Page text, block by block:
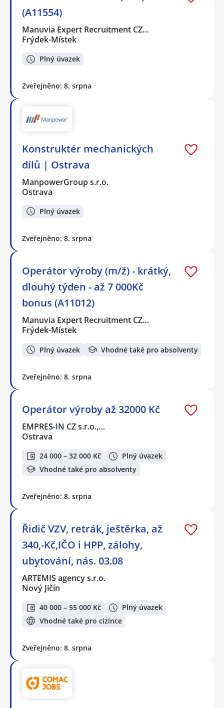
(A11554)
Manuvia Expert Recruitment CZ…
Frýdek-Místek
Plný úvazek
Zveřejněno: 8. srpna
Konstruktér mechanických
dílů | Ostrava
ManpowerGroup s.r.o.
Ostrava
Plný úvazek
Zveřejněno: 8. srpna
Operátor výroby (m/ž) - krátký,
dlouhý týden - až 7 000Kč
bonus (A11012)
Manuvia Expert Recruitment CZ…
Frýdek-Místek
Plný úvazek Vhodné také pro absolventy
Zveřejněno: 8. srpna
Operátor výroby až 32000 Kč
EMPRES-IN CZ s.r.o.,…
Ostrava
24 000 – 32 000 Kč
Plný úvazek
Vhodné také pro absolventy
Zveřejněno: 8. srpna
Řidič VZV, retrák, ještěrka, až
340,-Kč,IČO i HPP, zálohy,
ubytování, nás. 03.08
ARTEMIS agency s.r.o.
Nový Jičín
40 000 – 55 000 Kč
Plný úvazek
Vhodné také pro cizince
Zveřejněno: 8. srpna